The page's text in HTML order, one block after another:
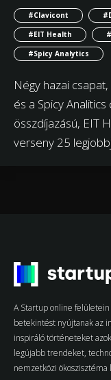
#Clavicont
#EIT Health
#Spicy Analytics
Négy hazai
és a Spicy
összdíjazású, EIT
verseny 25
A Startup online
betekintést nyújtanak az
inspiráló történeteket
legújabb trendeket,
nemzetközi